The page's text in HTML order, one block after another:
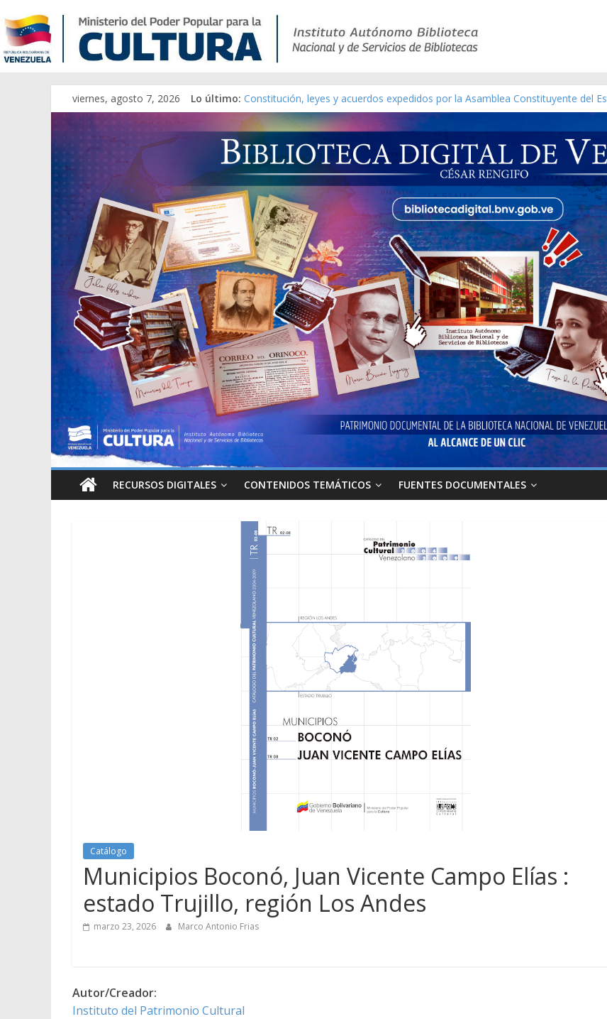
viernes, agosto 7, 2026 Lo último: Constitución, leyes y acuerdos expedidos por la Asamblea Constituyente del
Una Parálisis [material gráfico]
Modesta Bor Sánchez [material gráfico]
Gaceta Oficial de la República de Venezuela año CXXXIII Mes V, Caracas 09 de
Catálogo temático de obras de Modesta Bor
RECURSOS DIGITALES CONTENIDOS TEMÁTICOS FUENTES DOCUMENTALES
Catálogo
Municipios Boconó, Juan Vicente Campo Elías :
estado Trujillo, región Los Andes
marzo 23, 2026 Marco Antonio Frias
Autor/Creador:
Instituto del Patrimonio Cultural